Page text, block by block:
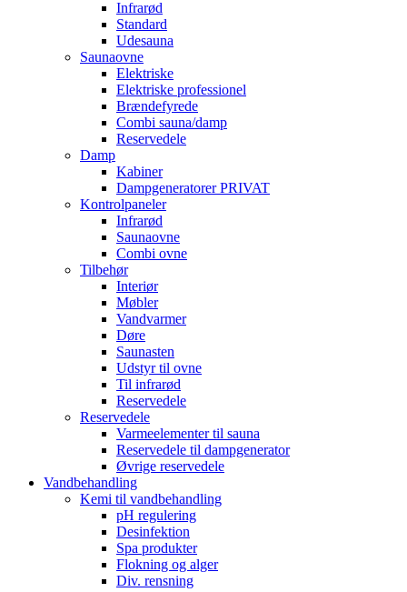
Infrarød
Standard
Udesauna
Saunaovne
Elektriske
Elektriske professionel
Brændefyrede
Combi sauna/damp
Reservedele
Damp
Kabiner
Dampgeneratorer PRIVAT
Kontrolpaneler
Infrarød
Saunaovne
Combi ovne
Tilbehør
Interiør
Møbler
Vandvarmer
Døre
Saunasten
Udstyr til ovne
Til infrarød
Reservedele
Reservedele
Varmeelementer til sauna
Reservedele til dampgenerator
Øvrige reservedele
Vandbehandling
Kemi til vandbehandling
pH regulering
Desinfektion
Spa produkter
Flokning og alger
Div. rensning